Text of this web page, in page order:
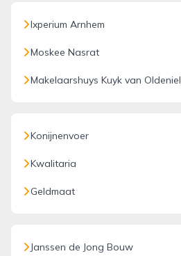
Ixperium Arnhem
Moskee Nasrat
Makelaarshuys Kuyk van Oldeniel
Konijnenvoer
Kwalitaria
Geldmaat
Janssen de Jong Bouw